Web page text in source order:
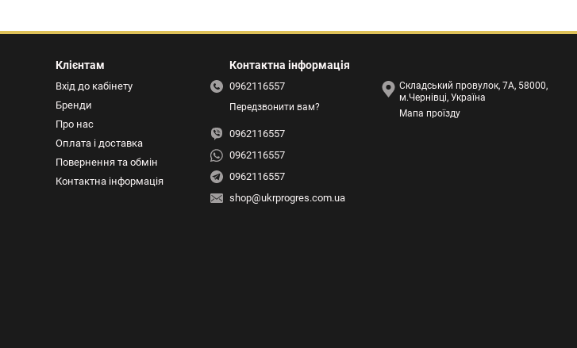
Клієнтам
Вхід до кабінету
Бренди
Про нас
Оплата і доставка
Повернення та обмін
Контактна інформація
Контактна інформація
0962116557
Передзвонити вам?
0962116557
0962116557
0962116557
shop@ukrprogres.com.ua
Складський провулок, 7А, 58000,
м.Чернівці, Україна
Мапа проїзду